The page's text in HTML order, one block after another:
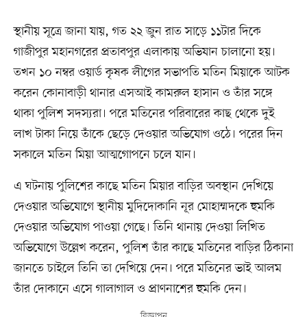
স্থানীয় সূত্রে জানা যায়, গত ২২ জুন রাত সাড়ে ১১টার দিকে
গাজীপুর মহানগরের প্রতাবপুর এলাকায় অভিযান চালানো হয়।
তখন ১০ নম্বর ওয়ার্ড কৃষক লীগের সভাপতি মতিন মিয়াকে আটক
করেন কোনাবাড়ী থানার এসআই কামরুল হাসান ও তাঁর সঙ্গে
থাকা পুলিশ সদস্যরা। পরে মতিনের পরিবারের কাছ থেকে দুই
লাখ টাকা নিয়ে তাঁকে ছেড়ে দেওয়ার অভিযোগ ওঠে। পরের দিন
সকালে মতিন মিয়া আত্মগোপনে চলে যান।
এ ঘটনায় পুলিশের কাছে মতিন মিয়ার বাড়ির অবস্থান দেখিয়ে
দেওয়ার অভিযোগে স্থানীয় মুদিদোকানি নূর মোহাম্মদকে হুমকি
দেওয়ার অভিযোগ পাওয়া গেছে। তিনি থানায় দেওয়া লিখিত
অভিযোগে উল্লেখ করেন, পুলিশ তাঁর কাছে মতিনের বাড়ির ঠিকানা
জানতে চাইলে তিনি তা দেখিয়ে দেন। পরে মতিনের ভাই আলম
তাঁর দোকানে এসে গালাগাল ও প্রাণনাশের হুমকি দেন।